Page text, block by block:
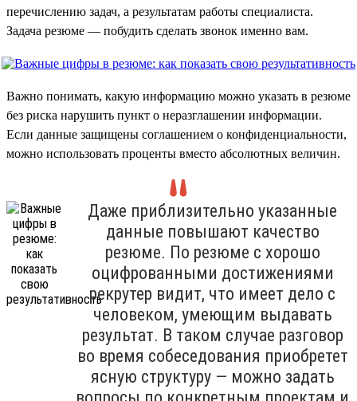
перечислению задач, а результатам работы специалиста.
Задача резюме — побудить сделать звонок именно вам.
Важно понимать, какую информацию можно указать в резюме
без риска нарушить пункт о неразглашении информации.
Если данные защищены соглашением о конфиденциальности,
можно использовать проценты вместо абсолютных величин.
Даже приблизительно указанные
данные повышают качество
резюме. По резюме с хорошо
оцифрованными достижениями
рекрутер видит, что имеет дело с
человеком, умеющим выдавать
результат. В таком случае разговор
во время собеседования приобретет
ясную структуру — можно задать